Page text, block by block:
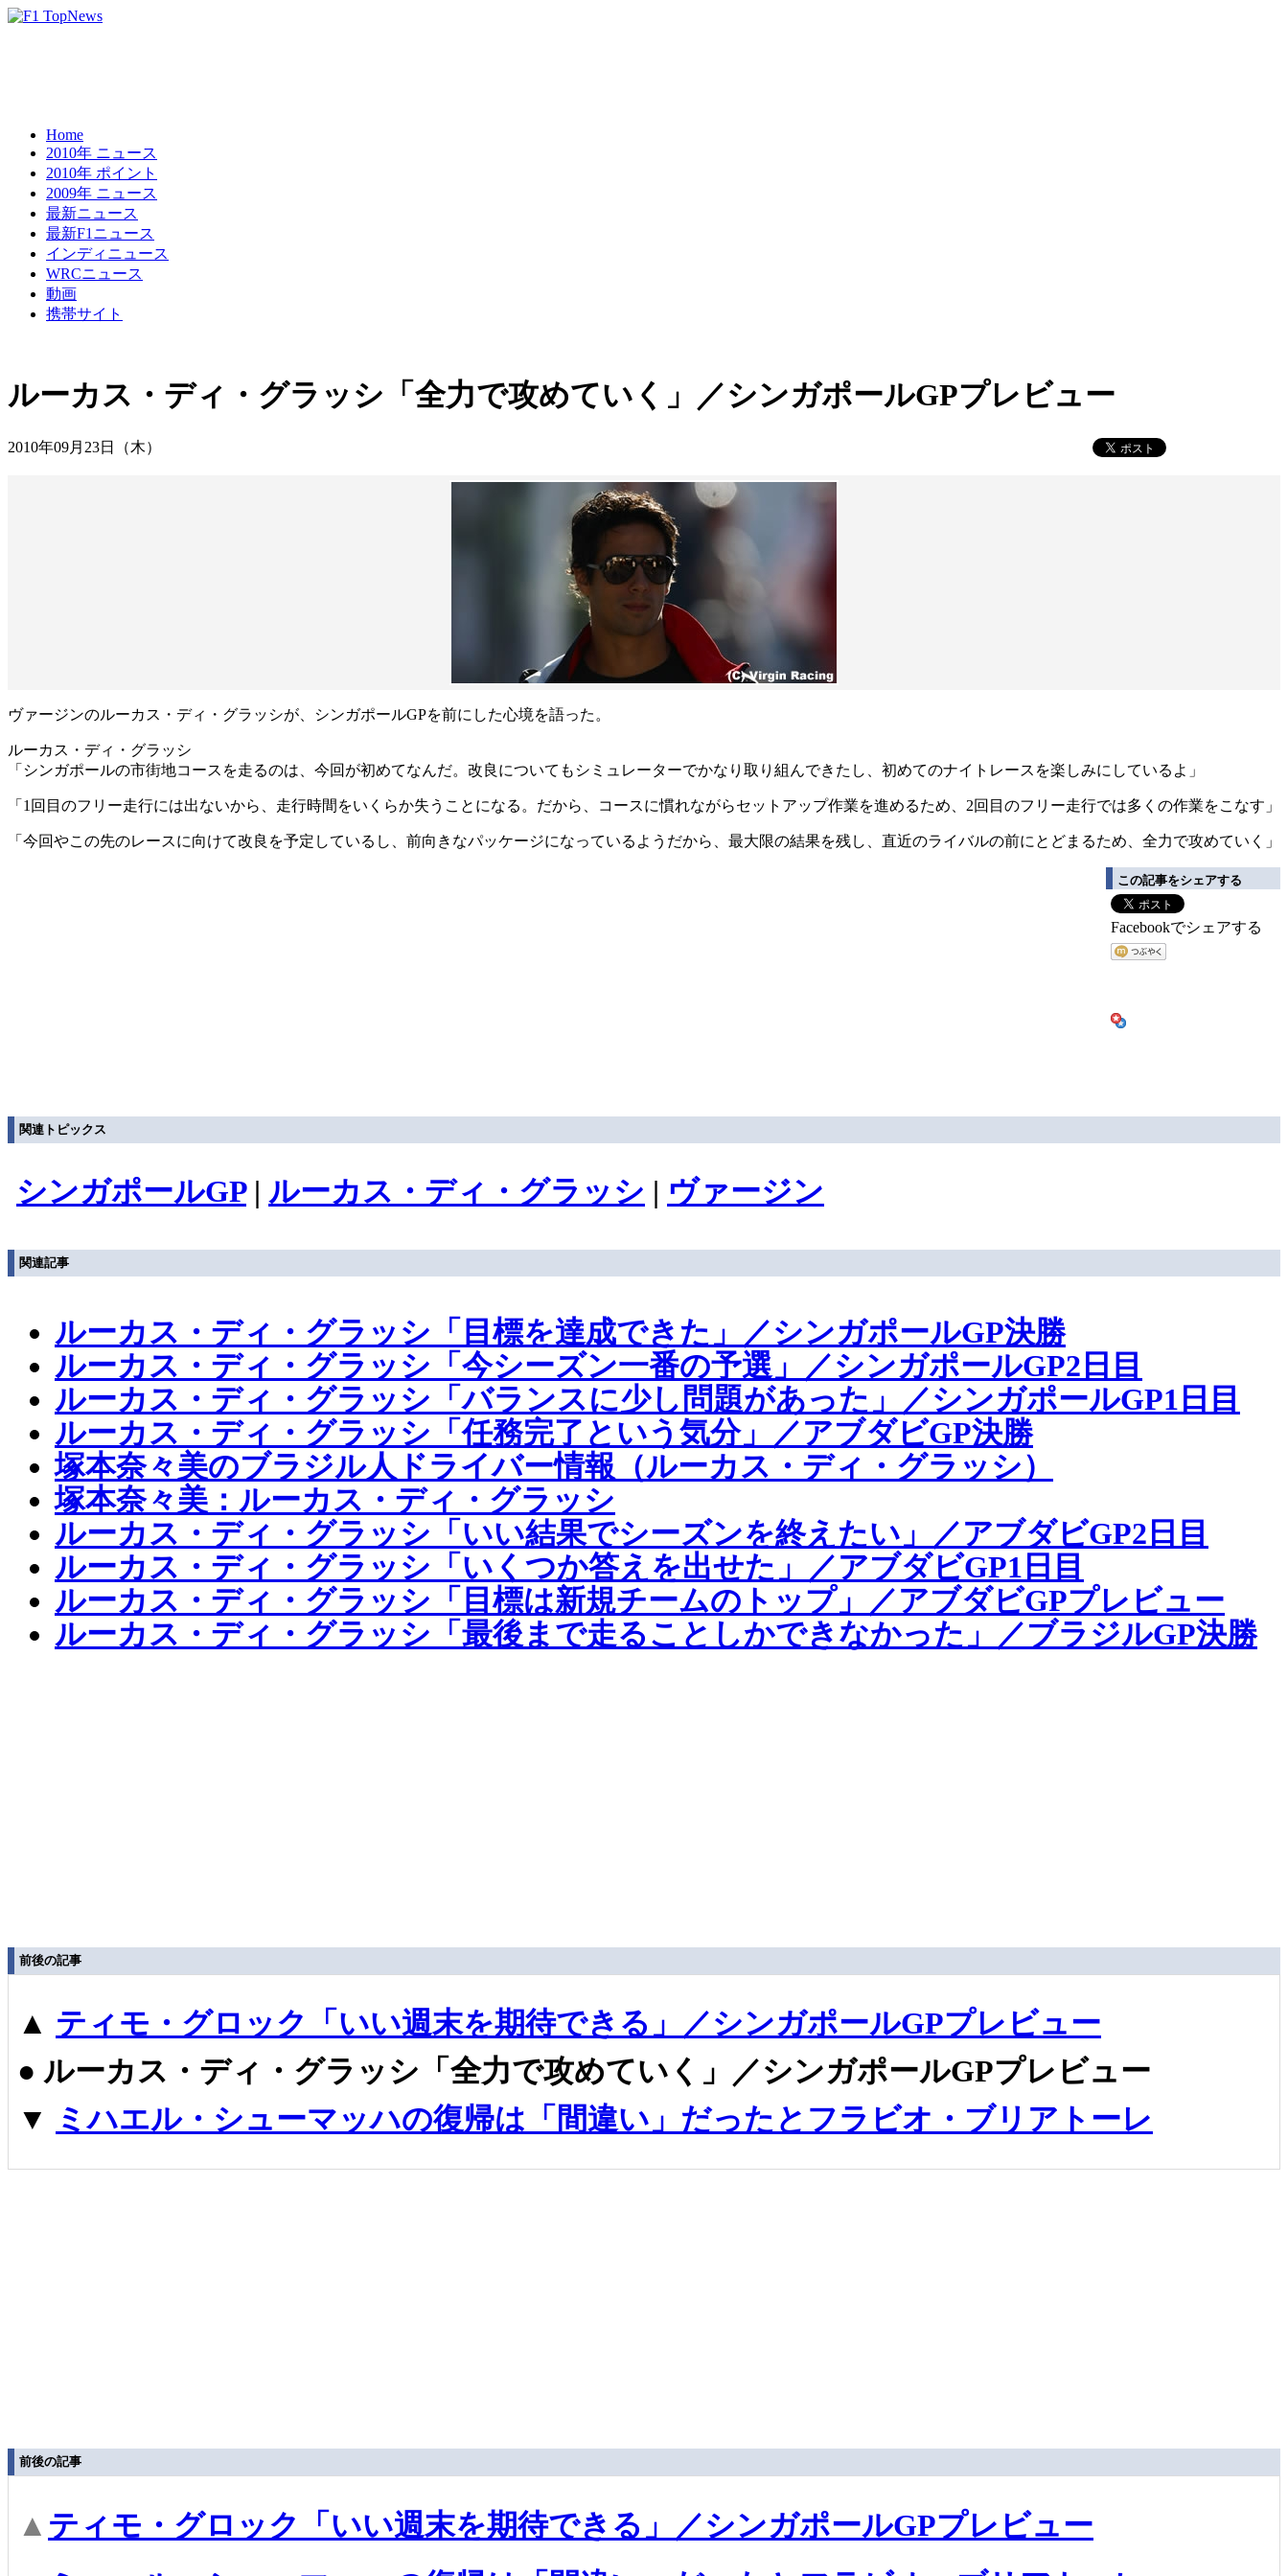
Home
2010年 ニュース
2010年 ポイント
2009年 ニュース
最新ニュース
最新F1ニュース
インディニュース
WRCニュース
動画
携帯サイト
ルーカス・ディ・グラッシ「全力で攻めていく」／シンガポールGPプレビュー
2010年09月23日（木）
ヴァージンのルーカス・ディ・グラッシが、シンガポールGPを前にした心境を語った。
ルーカス・ディ・グラッシ
「シンガポールの市街地コースを走るのは、今回が初めてなんだ。改良についてもシミュレーターでかなり取り組んできたし、初めてのナイトレースを楽しみにしているよ」
「1回目のフリー走行には出ないから、走行時間をいくらか失うことになる。だから、コースに慣れながらセットアップ作業を進めるため、2回目のフリー走行では多くの作業をこなす」
「今回やこの先のレースに向けて改良を予定しているし、前向きなパッケージになっているようだから、最大限の結果を残し、直近のライバルの前にとどまるため、全力で攻めていく」
この記事をシェアする
Facebookでシェアする
関連トピックス
シンガポールGP| ルーカス・ディ・グラッシ | ヴァージン
関連記事
ルーカス・ディ・グラッシ「目標を達成できた」／シンガポールGP決勝
ルーカス・ディ・グラッシ「今シーズン一番の予選」／シンガポールGP2日目
ルーカス・ディ・グラッシ「バランスに少し問題があった」／シンガポールGP1日目
ルーカス・ディ・グラッシ「任務完了という気分」／アブダビGP決勝
塚本奈々美のブラジル人ドライバー情報（ルーカス・ディ・グラッシ）
塚本奈々美：ルーカス・ディ・グラッシ
ルーカス・ディ・グラッシ「いい結果でシーズンを終えたい」／アブダビGP2日目
ルーカス・ディ・グラッシ「いくつか答えを出せた」／アブダビGP1日目
ルーカス・ディ・グラッシ「目標は新規チームのトップ」／アブダビGPプレビュー
ルーカス・ディ・グラッシ「最後まで走ることしかできなかった」／ブラジルGP決勝
前後の記事
▲ ティモ・グロック「いい週末を期待できる」／シンガポールGPプレビュー
● ルーカス・ディ・グラッシ「全力で攻めていく」／シンガポールGPプレビュー
▼
ミハエル・シューマッハの復帰は「間違い」だったとフラビオ・ブリアトーレ
前後の記事
▲ ティモ・グロック「いい週末を期待できる」／シンガポールGPプレビュー